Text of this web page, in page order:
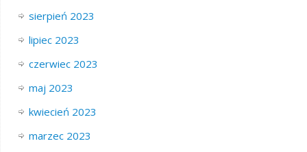
sierpień 2023
lipiec 2023
czerwiec 2023
maj 2023
kwiecień 2023
marzec 2023